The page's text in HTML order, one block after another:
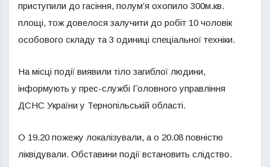
приступили до гасіння, полум’я охопило 300м.кв.
площі, тож довелося залучити до робіт 10 чоловік
особового складу та 3 одиниці спеціальної техніки.
На місці події виявили тіло загиблої людини,
інформують у прес-службі Головного управління
ДСНС України у Тернопільській області.
О 19.20 пожежу локалізували, а о 20.08 повністю
ліквідували. Обставини події встановить слідство.